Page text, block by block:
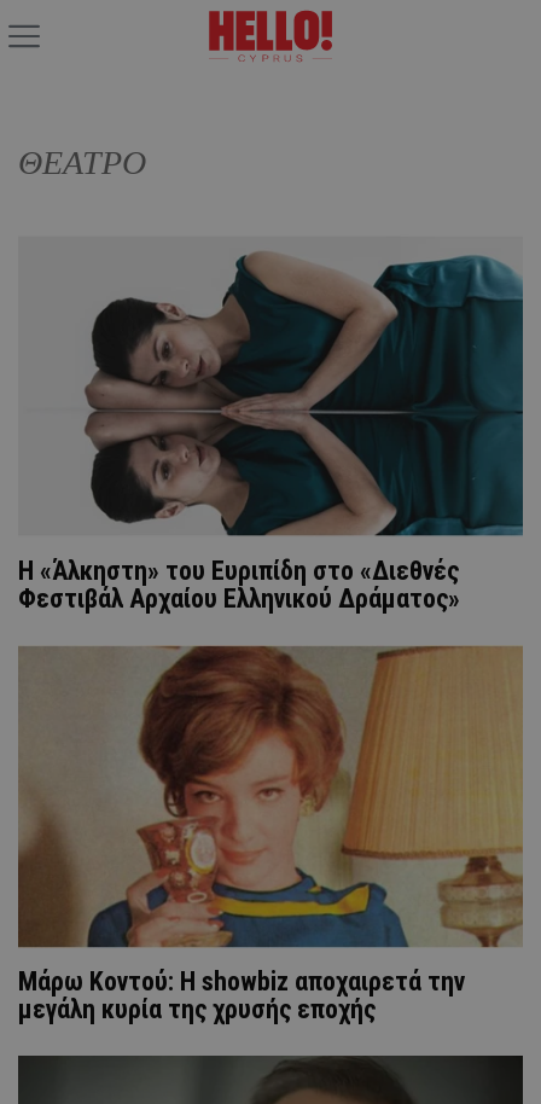
ΘΕΑΤΡΟ
Η «Άλκηστη» του Ευριπίδη στο «Διεθνές
Φεστιβάλ Αρχαίου Ελληνικού Δράματος»
Μάρω Κοντού: Η showbiz αποχαιρετά την
μεγάλη κυρία της χρυσής εποχής